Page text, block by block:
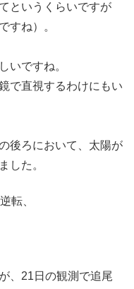
というくらいですが
すね）。
いですね。
で直視するわけにもい
後ろにおいて、太陽が
した。
転、
、21日の観測で追尾